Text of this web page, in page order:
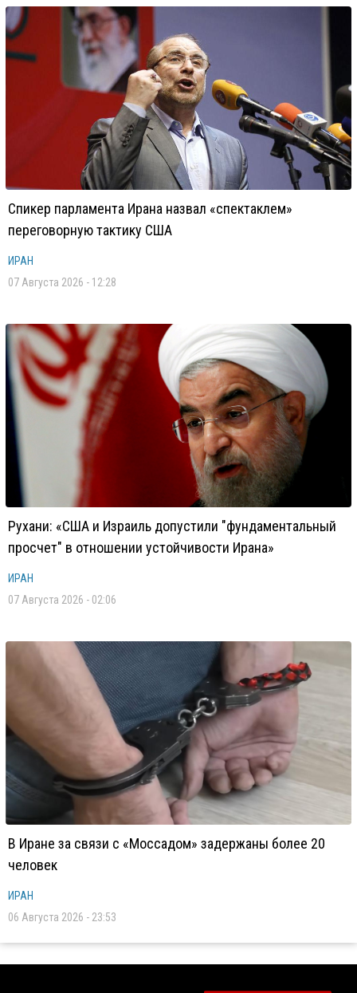
Спикер парламента Ирана назвал «спектаклем»
переговорную тактику США
ИРАН
07 Августа 2026 - 12:28
Рухани: «США и Израиль допустили "фундаментальный
просчет" в отношении устойчивости Ирана»
ИРАН
07 Августа 2026 - 02:06
В Иране за связи с «Моссадом» задержаны более 20
человек
ИРАН
06 Августа 2026 - 23:53